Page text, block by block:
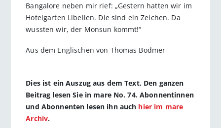
Bangalore neben mir rief: „Gestern hatten wir im
Hotelgarten Libellen. Die sind ein Zeichen. Da
wussten wir, der Monsun kommt!“
Aus dem Englischen von Thomas Bodmer
Dies ist ein Auszug aus dem Text. Den ganzen
Beitrag lesen Sie in mare No. 74. Abonnentinnen
und Abonnenten lesen ihn auch hier im mare
Archiv.